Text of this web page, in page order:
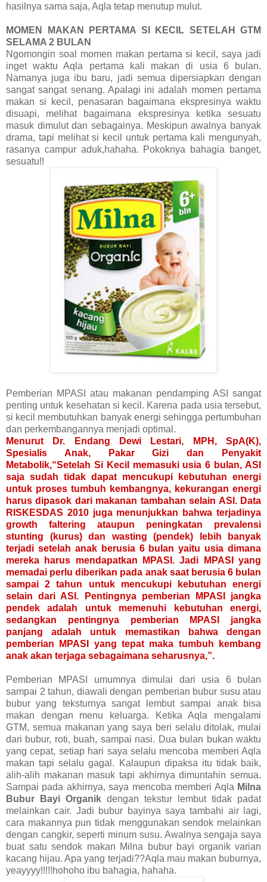
hasilnya sama saja, Aqla tetap menutup mulut.
MOMEN MAKAN PERTAMA SI KECIL SETELAH GTM
SELAMA 2 BULAN
Ngomongin soal momen makan pertama si kecil, saya jadi
inget waktu Aqla pertama kali makan di usia 6 bulan.
Namanya juga ibu baru, jadi semua dipersiapkan dengan
sangat sangat senang. Apalagi ini adalah momen pertama
makan si kecil, penasaran bagaimana ekspresinya waktu
disuapi, melihat bagaimana ekspresinya ketika sesuatu
masuk dimulut dan sebagainya. Meskipun awalnya banyak
drama, tapi melihat si kecil untuk pertama kali mengunyah,
rasanya campur aduk,hahaha. Pokoknya bahagia banget,
sesuatu!!
Pemberian MPASI atau makanan pendamping ASI sangat
penting untuk kesehatan si kecil. Karena pada usia tersebut,
si kecil membutuhkan banyak energi sehingga pertumbuhan
dan perkembangannya menjadi optimal.
Menurut Dr. Endang Dewi Lestari, MPH, SpA(K),
Spesialis Anak, Pakar Gizi dan Penyakit
Metabolik,“Setelah Si Kecil memasuki usia 6 bulan, ASI
saja sudah tidak dapat mencukupi kebutuhan energi
untuk proses tumbuh kembangnya, kekurangan energi
harus dipasok dari makanan tambahan selain ASI. Data
RISKESDAS 2010 juga menunjukkan bahwa terjadinya
growth faltering ataupun peningkatan prevalensi
stunting (kurus) dan wasting (pendek) lebih banyak
terjadi setelah anak berusia 6 bulan yaitu usia dimana
mereka harus mendapatkan MPASI. Jadi MPASI yang
memadai perlu diberikan pada anak saat berusia 6 bulan
sampai 2 tahun untuk mencukupi kebutuhan energi
selain dari ASI. Pentingnya pemberian MPASI jangka
pendek adalah untuk memenuhi kebutuhan energi,
sedangkan pentingnya pemberian MPASI jangka
panjang adalah untuk memastikan bahwa dengan
pemberian MPASI yang tepat maka tumbuh kembang
anak akan terjaga sebagaimana seharusnya,”.
Pemberian MPASI umumnya dimulai dari usia 6 bulan
sampai 2 tahun, diawali dengan pemberian bubur susu atau
bubur yang teksturnya sangat lembut sampai anak bisa
makan dengan menu keluarga. Ketika Aqla mengalami
GTM, semua makanan yang saya beri selalu ditolak, mulai
dari bubur, roti, buah, sampai nasi. Dua bulan bukan waktu
yang cepat, setiap hari saya selalu mencoba memberi Aqla
makan tapi selalu gagal. Kalaupun dipaksa itu tidak baik,
alih-alih makanan masuk tapi akhirnya dimuntahin semua.
Sampai pada akhirnya, saya mencoba memberi Aqla Milna
Bubur Bayi Organik dengan tekstur lembut tidak padat
melainkan cair. Jadi bubur bayinya saya tambahi air lagi,
cara makannya pun tidak menggunakan sendok melainkan
dengan cangkir, seperti minum susu. Awalnya sengaja saya
buat satu sendok makan Milna bubur bayi organik varian
kacang hijau. Apa yang terjadi??Aqla mau makan buburnya,
yeayyyy!!!!!hohoho ibu bahagia, hahaha.